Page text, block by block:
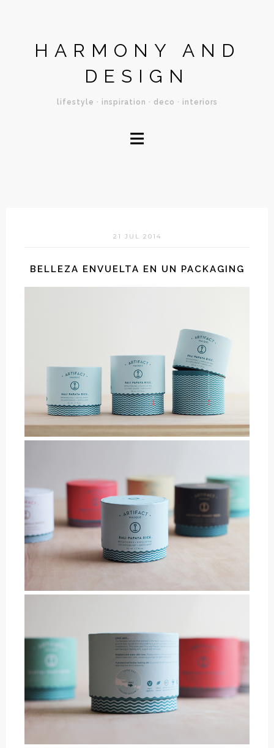
HARMONY AND
DESIGN
lifestyle · inspiration · deco · interiors
≡
21 JUL 2014
BELLEZA ENVUELTA EN UN PACKAGING